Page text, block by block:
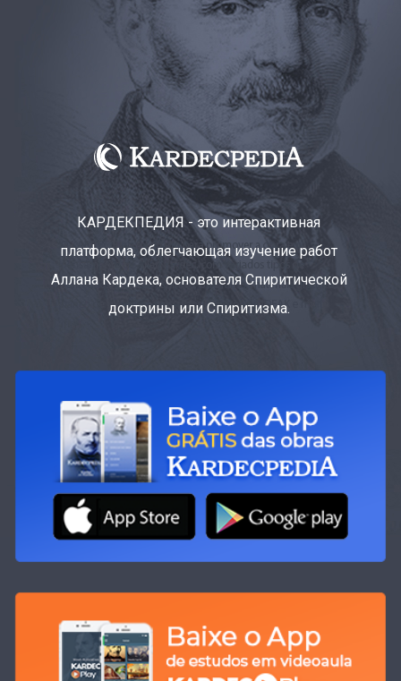
КАРДЕКПЕДИЯ - это интерактивная
платформа, облегчающая изучение работ
Аллана Кардека, основателя Спиритической
доктрины или Спиритизма.